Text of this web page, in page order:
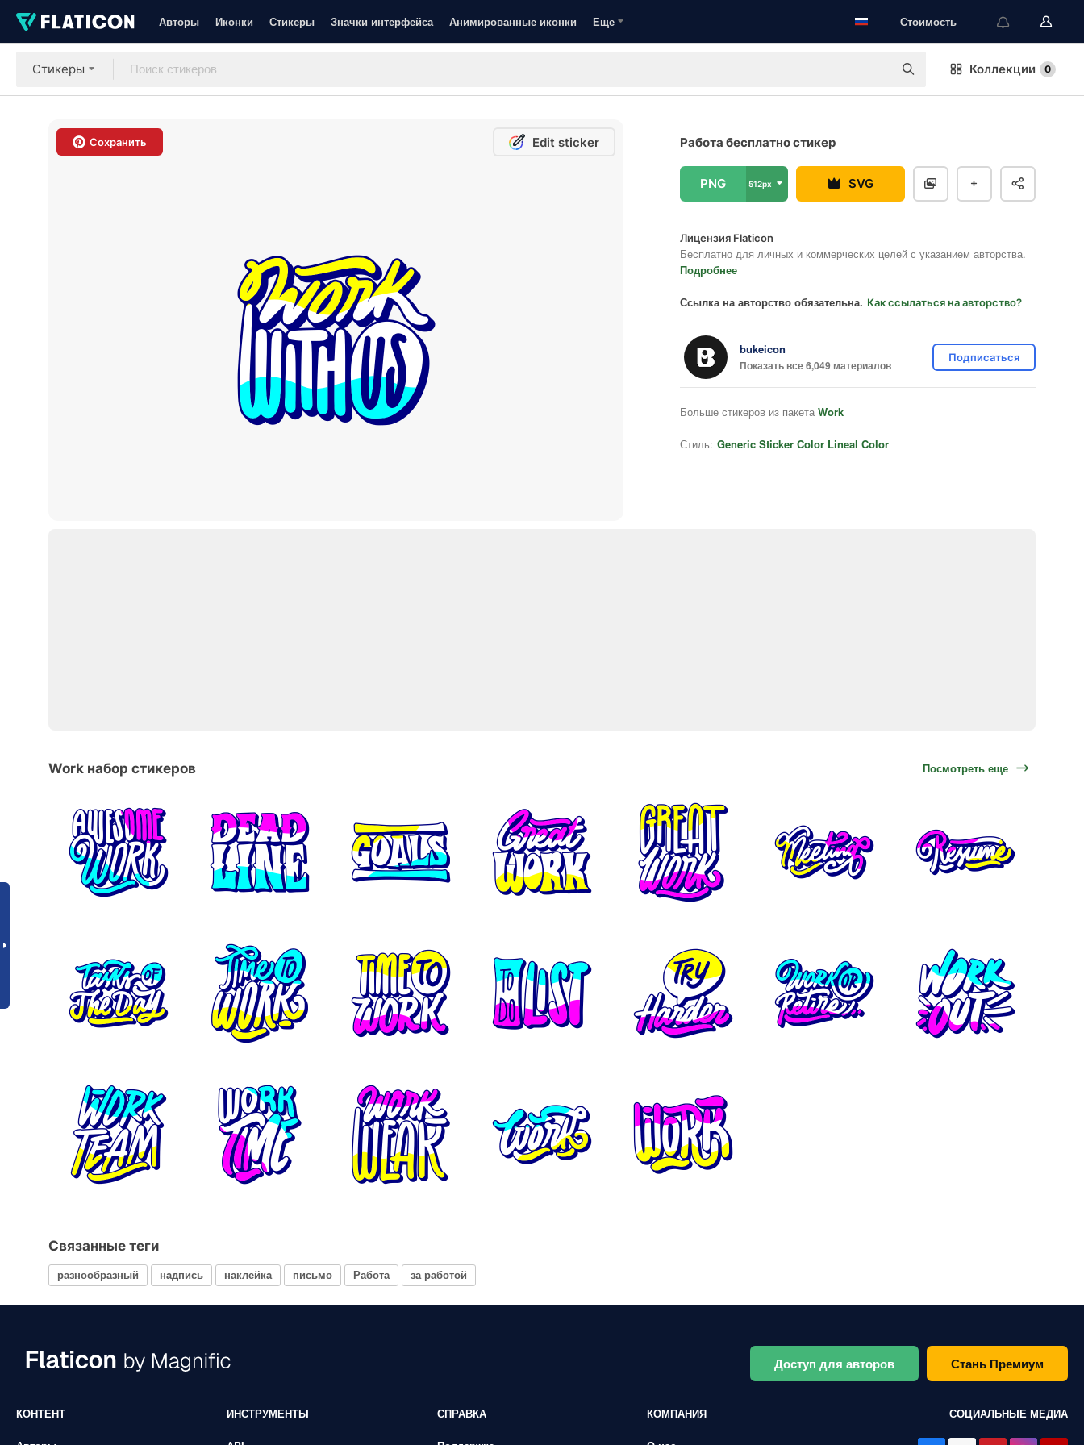
Авторы Иконки Стикеры Значки интерфейса Анимированные иконки Еще Стоимость
Стикеры Коллекции 0
Сохранить Edit sticker Работа бесплатно стикер
PNG 512px SVG
Лицензия Flaticon
Бесплатно для личных и коммерческих целей с указанием авторства.
Подробнее
Ссылка на авторство обязательна. Как ссылаться на авторство?
bukeicon
Показать все 6,049 материалов
Подписаться
Больше стикеров из пакета Work
Стиль: Generic Sticker Color Lineal Color
Work набор стикеров Посмотреть еще
Связанные теги
разнообразный надпись наклейка письмо Работа за работой
Доступ для авторов Стань Премиум
КОНТЕНТ ИНСТРУМЕНТЫ СПРАВКА КОМПАНИЯ СОЦИАЛЬНЫЕ МЕДИА